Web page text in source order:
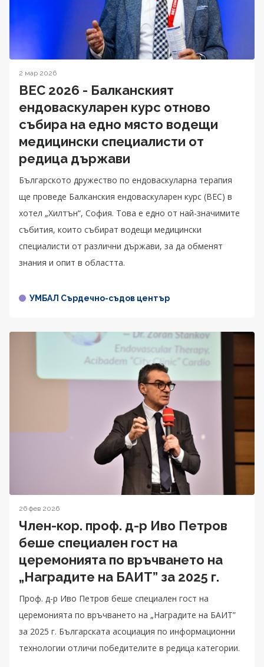
2 мар 2026
BEC 2026 - Балканският
ендоваскуларен курс отново
събира на едно място водещи
медицински специалисти от
редица държави
Българското дружество по ендоваскуларна терапия
ще проведе Балканския ендоваскуларен курс (BEC) в
хотел „Хилтън“, София. Това е едно от най-значимите
събития, които събират водещи медицински
специалисти от различни държави, за да обменят
знания и опит в областта.
УМБАЛ Сърдечно-съдов център
26 фев 2026
Член-кор. проф. д-р Иво Петров
беше специален гост на
церемонията по връчването на
„Наградите на БАИТ” за 2025 г.
Проф. д-р Иво Петров беше специален гост на
церемонията по връчването на „Наградите на БАИТ”
за 2025 г. Българската асоциация по информационни
технологии отличи победителите в редица категории.